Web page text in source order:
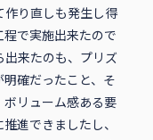
作り直しも発生し得
で実施出来たので
出来たのも、プリズ
確だったこと、そ
ボリューム感ある要
進できましたし、